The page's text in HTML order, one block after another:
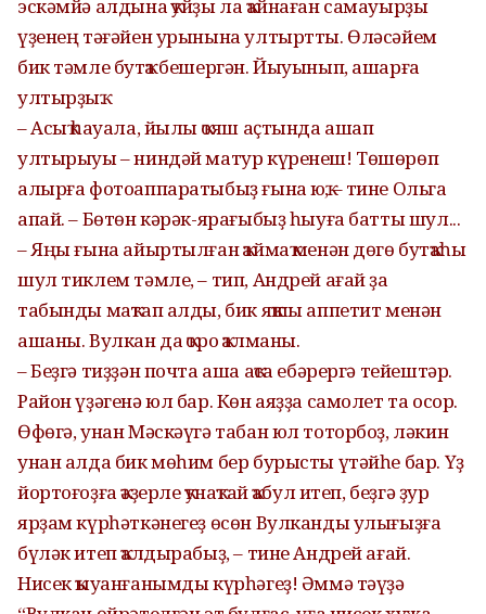
эскәмйә алдына ҡуйҙы ла ҡайнаған самауырҙы
үҙенең тәғәйен урынына ултыртты. Өләсәйем
бик тәмле бутҡа бешергән. Йыуынып, ашарға
ултырҙыҡ.
– Асыҡ һауала, йылы ҡояш аҫтында ашап
ултырыуы – ниндәй матур күренеш! Төшөрөп
алырға фотоаппаратыбыҙ ғына юҡ, – тине Ольга
апай. – Бөтөн кәрәк-ярағыбыҙ һыуға батты шул...
– Яңы ғына айыртылған ҡаймаҡ менән дөгө бутҡаһы
шул тиклем тәмле, – тип, Андрей ағай ҙа
табынды маҡтап алды, бик яҡшы аппетит менән
ашаны. Вулкан да ҡоро ҡалманы.
– Беҙгә тиҙҙән почта аша аҡса ебәрергә тейештәр.
Район үҙәгенә юл бар. Көн аяҙҙа самолет та осор.
Өфөгә, унан Мәскәүгә табан юл тоторбоҙ, ләкин
унан алда бик мөһим бер бурысты үтәйһе бар. Үҙ
йортоғоҙға ҡәҙерле ҡунаҡтай ҡабул итеп, беҙгә ҙур
ярҙам күрһәткәнегеҙ өсөн Вулканды улығыҙға
бүләк итеп ҡалдырабыҙ, – тине Андрей ағай.
Нисек ҡыуанғанымды күрһәгеҙ! Әммә тәүҙә